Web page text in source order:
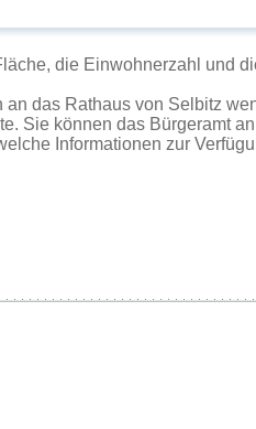
die Einwohnerzahl und
das Rathaus von Selbitz
Sie können das Bürgeramt
Informationen zur